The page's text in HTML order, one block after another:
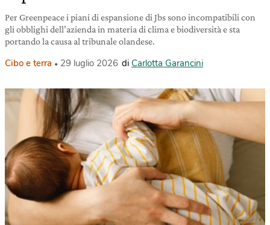
Per Greenpeace i piani di espansione di Jbs sono incompatibili con
gli obblighi dell’azienda in materia di clima e biodiversità e sta
portando la causa al tribunale olandese.
Cibo e terra 29 luglio 2026 di Carlotta Garancini